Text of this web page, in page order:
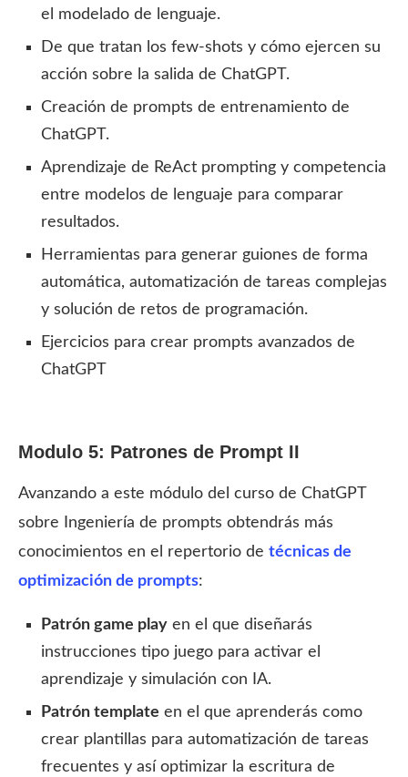
el modelado de lenguaje.
De que tratan los few-shots y cómo ejercen su
acción sobre la salida de ChatGPT.
Creación de prompts de entrenamiento de
ChatGPT.
Aprendizaje de ReAct prompting y competencia
entre modelos de lenguaje para comparar
resultados.
Herramientas para generar guiones de forma
automática, automatización de tareas complejas
y solución de retos de programación.
Ejercicios para crear prompts avanzados de
ChatGPT
Modulo 5: Patrones de Prompt II
Avanzando a este módulo del curso de ChatGPT
sobre Ingeniería de prompts obtendrás más
conocimientos en el repertorio de técnicas de
optimización de prompts:
Patrón game play en el que diseñarás
instrucciones tipo juego para activar el
aprendizaje y simulación con IA.
Patrón template en el que aprenderás como
crear plantillas para automatización de tareas
frecuentes y así optimizar la escritura de